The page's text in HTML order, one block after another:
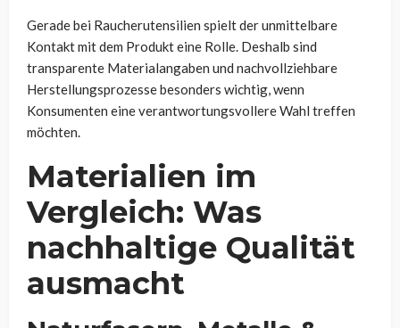
Gerade bei Raucherutensilien spielt der unmittelbare
Kontakt mit dem Produkt eine Rolle. Deshalb sind
transparente Materialangaben und nachvollziehbare
Herstellungsprozesse besonders wichtig, wenn
Konsumenten eine verantwortungsvollere Wahl treffen
möchten.
Materialien im
Vergleich: Was
nachhaltige Qualität
ausmacht